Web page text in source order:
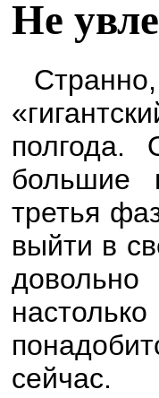
Не
полгода.
большие
третья
выйти в
сейчас.